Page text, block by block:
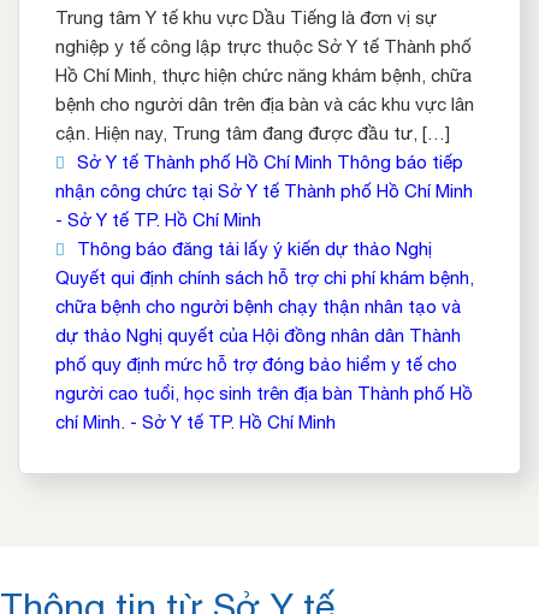
Trung tâm Y tế khu vực Dầu Tiếng là đơn vị sự
nghiệp y tế công lập trực thuộc Sở Y tế Thành phố
Hồ Chí Minh, thực hiện chức năng khám bệnh, chữa
bệnh cho người dân trên địa bàn và các khu vực lân
cận. Hiện nay, Trung tâm đang được đầu tư, […]
Sở Y tế Thành phố Hồ Chí Minh Thông báo tiếp
nhận công chức tại Sở Y tế Thành phố Hồ Chí Minh
- Sở Y tế TP. Hồ Chí Minh
Thông báo đăng tải lấy ý kiến dự thảo Nghị
Quyết qui định chính sách hỗ trợ chi phí khám bệnh,
chữa bệnh cho người bệnh chạy thận nhân tạo và
dự thảo Nghị quyết của Hội đồng nhân dân Thành
phố quy định mức hỗ trợ đóng bảo hiểm y tế cho
người cao tuổi, học sinh trên địa bàn Thành phố Hồ
chí Minh. - Sở Y tế TP. Hồ Chí Minh